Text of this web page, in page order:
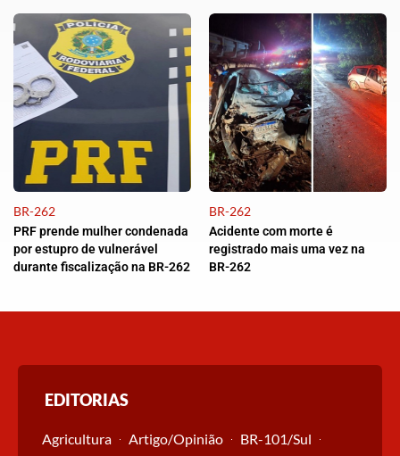
BR-262
PRF prende mulher condenada
por estupro de vulnerável
durante fiscalização na BR-262
BR-262
Acidente com morte é
registrado mais uma vez na
BR-262
EDITORIAS
Agricultura Artigo/Opinião
BR-101/Sul